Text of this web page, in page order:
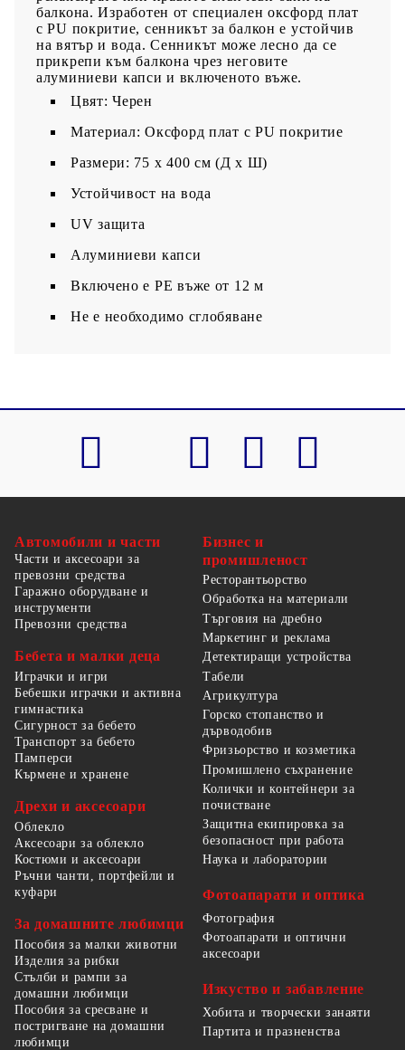
балкона. Изработен от специален оксфорд плат
с PU покритие, сенникът за балкон е устойчив
на вятър и вода. Сенникът може лесно да се
прикрепи към балкона чрез неговите
алуминиеви капси и включеното въже.
Цвят: Черен
Материал: Оксфорд плат с PU покритие
Размери: 75 x 400 см (Д x Ш)
Устойчивост на вода
UV защита
Алуминиеви капси
Включено е PE въже от 12 м
Не е необходимо сглобяване
Автомобили и части
Части и аксесоари за
превозни средства
Гаражно оборудване и
инструменти
Превозни средства
Бебета и малки деца
Играчки и игри
Бебешки играчки и активна
гимнастика
Сигурност за бебето
Транспорт за бебето
Памперси
Кърмене и хранене
Дрехи и аксесоари
Облекло
Аксесоари за облекло
Костюми и аксесоари
Ръчни чанти, портфейли и
куфари
За домашните любимци
Пособия за малки животни
Изделия за рибки
Стълби и рампи за
домашни любимци
Пособия за сресване и
постригване на домашни
любимци
Бизнес и
промишленост
Ресторантьорство
Обработка на материали
Търговия на дребно
Маркетинг и реклама
Детектиращи устройства
Табели
Агрикултура
Горско стопанство и
дърводобив
Фризьорство и козметика
Промишлено съхранение
Колички и контейнери за
почистване
Защитна екипировка за
безопасност при работа
Наука и лаборатории
Фотоапарати и оптика
Фотография
Фотоапарати и оптични
аксесоари
Изкуство и забавление
Хобита и творчески занаяти
Партита и празненства